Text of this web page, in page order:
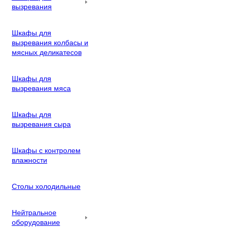
вызревания
Шкафы для
вызревания колбасы и
мясных деликатесов
Шкафы для
вызревания мяса
Шкафы для
вызревания сыра
Шкафы с контролем
влажности
Столы холодильные
Нейтральное
оборудование